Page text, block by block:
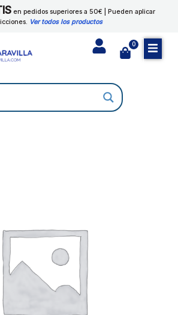
en pedidos superiores a 50€ | Pueden aplicar
Ver todos los productos
0
Cart